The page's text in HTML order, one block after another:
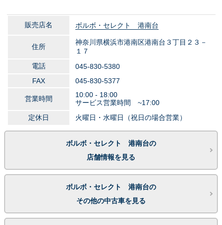
販売店名 ボルボ・セレクト 港南台
住所
神奈川県横浜市港南区港南台３丁目２３－
１７
電話
045-830-5380
FAX
045-830-5377
営業時間
10:00 - 18:00
サービス営業時間 ~17:00
定休日
火曜日・水曜日（祝日の場合営業）
ボルボ・セレクト 港南台の
店舗情報を見る
ボルボ・セレクト 港南台の
その他の中古車を見る